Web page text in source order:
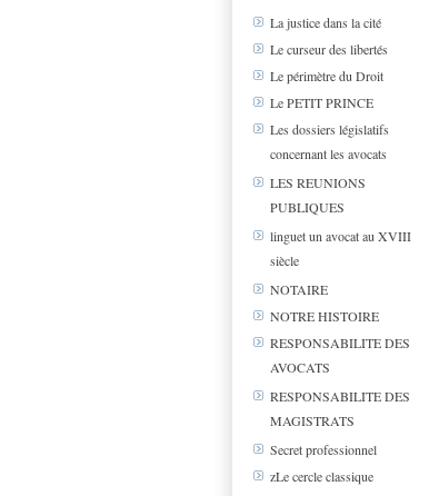
La justice dans la cité
Le curseur des libertés
Le périmètre du Droit
Le PETIT PRINCE
Les dossiers législatifs
concernant les avocats
LES REUNIONS
PUBLIQUES
linguet un avocat au XVIII
siècle
NOTAIRE
NOTRE HISTOIRE
RESPONSABILITE DES
AVOCATS
RESPONSABILITE DES
MAGISTRATS
Secret professionnel
zLe cercle classique